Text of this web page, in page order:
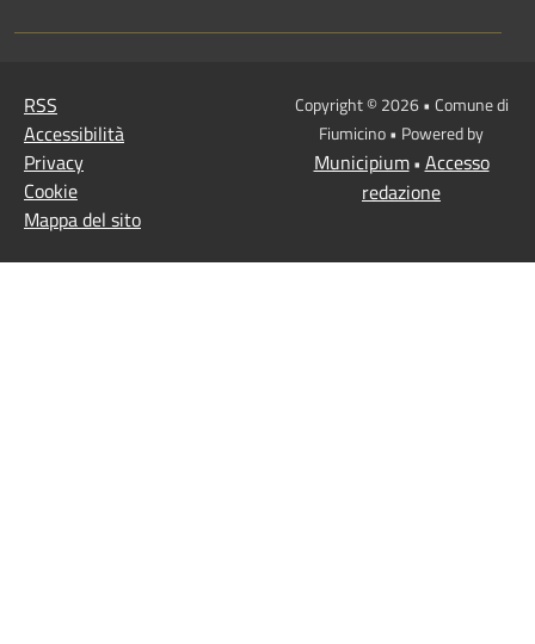
RSS
Accessibilità
Privacy
Cookie
Mappa del sito
Copyright © 2026 • Comune di
Fiumicino • Powered by
Municipium• Accesso
redazione